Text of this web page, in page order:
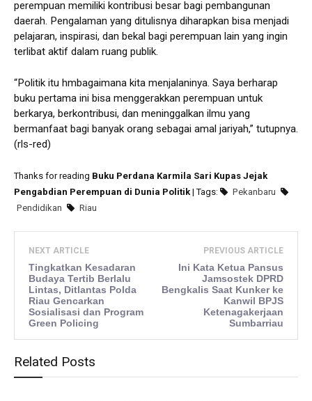
perempuan memiliki kontribusi besar bagi pembangunan
daerah. Pengalaman yang ditulisnya diharapkan bisa menjadi
pelajaran, inspirasi, dan bekal bagi perempuan lain yang ingin
terlibat aktif dalam ruang publik.
“Politik itu hmbagaimana kita menjalaninya. Saya berharap
buku pertama ini bisa menggerakkan perempuan untuk
berkarya, berkontribusi, dan meninggalkan ilmu yang
bermanfaat bagi banyak orang sebagai amal jariyah,” tutupnya.
(rls-red)
Thanks for reading Buku Perdana Karmila Sari Kupas Jejak
Pengabdian Perempuan di Dunia Politik | Tags:
Pekanbaru
Pendidikan
Riau
NEXT ARTICLE
Tingkatkan Kesadaran
Budaya Tertib Berlalu
Lintas, Ditlantas Polda
Riau Gencarkan
Sosialisasi dan Program
Green Policing
PREVIOUS ARTICLE
Ini Kata Ketua Pansus
Jamsostek DPRD
Bengkalis Saat Kunker ke
Kanwil BPJS
Ketenagakerjaan
Sumbarriau
Related Posts